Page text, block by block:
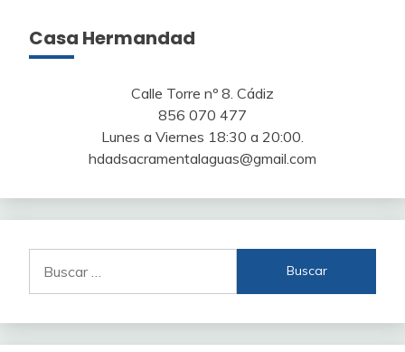
Casa Hermandad
Calle Torre nº 8. Cádiz
856 070 477
Lunes a Viernes 18:30 a 20:00.
hdadsacramentalaguas@gmail.com